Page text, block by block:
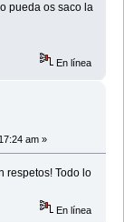
pueda os saco la
En línea
am »
respetos! Todo lo
En línea